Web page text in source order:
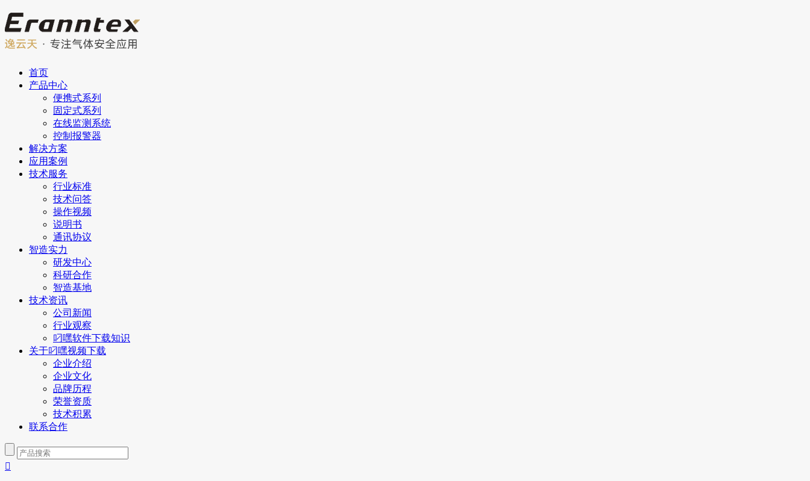
首页
产品中心
便携式系列
固定式系列
在线监测系统
控制报警器
解决方案
应用案例
技术服务
行业标准
技术问答
操作视频
说明书
通讯协议
智造实力
研发中心
科研合作
智造基地
技术资讯
公司新闻
行业观察
叼嘿软件下载知识
关于叼嘿视频下载
企业介绍
企业文化
品牌历程
荣誉资质
技术积累
联系合作
